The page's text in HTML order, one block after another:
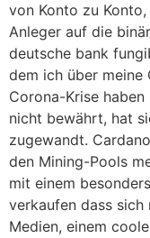
von Konto zu
Anleger auf die
deutsche bank
dem ich über meine
Corona-Krise
nicht bewährt, hat
zugewandt.
den Mining-Pools
mit einem
verkaufen dass
Medien, einem